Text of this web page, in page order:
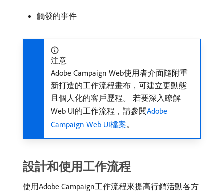
觸發的事件
注意
Adobe Campaign Web使用者介面隨附重
新打造的工作流程畫布，可建立更動態
且個人化的客戶歷程。 若要深入瞭解
Web UI的工作流程，請參閱Adobe
Campaign Web UI檔案。
設計和使用工作流程
使用Adobe Campaign工作流程來提高行銷活動各方